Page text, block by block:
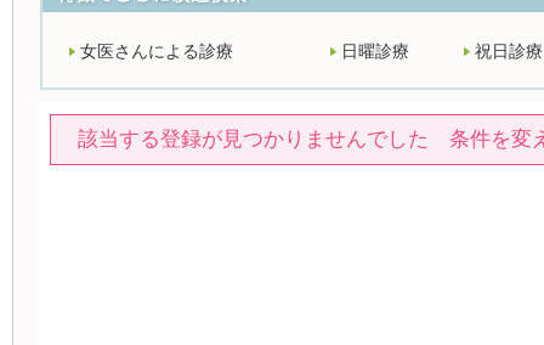
女医さんによる診療 日曜診療 祝日診療
該当する登録が見つかりませんでした 条件を